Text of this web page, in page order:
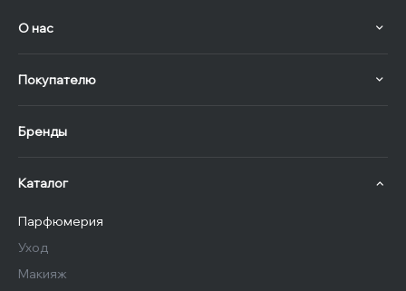
О нас
Покупателю
Бренды
Каталог
Парфюмерия
Уход
Макияж